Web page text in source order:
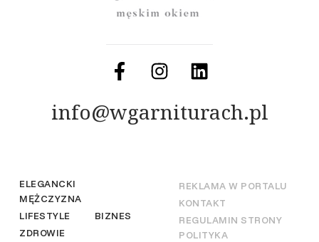
info@wgarniturach.pl
ELEGANCKI
MĘŻCZYZNA
LIFESTYLE
BIZNES
ZDROWIE
REKLAMA W PORTALU
KONTAKT
REGULAMIN STRONY
POLITYKA